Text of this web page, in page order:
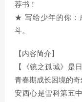
荐书！
★ 写给少年的你：
斗。
【内容简介】
【《镜之孤城》是
青春期成长困境的奇
安西心是雪科第五